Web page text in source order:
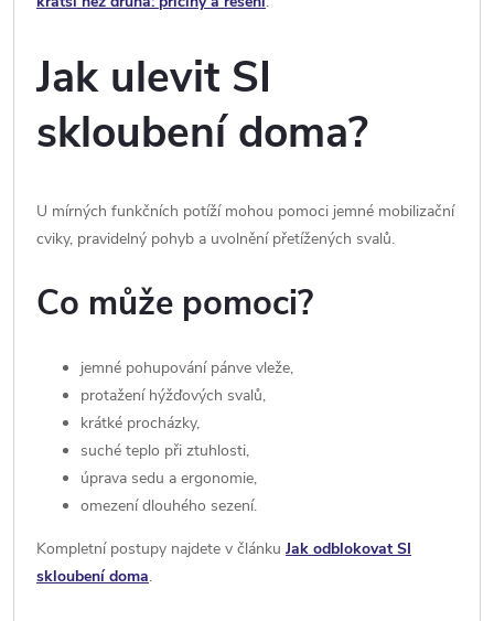
Jak ulevit SI
skloubení doma?
U mírných funkčních potíží mohou pomoci jemné mobilizační
cviky, pravidelný pohyb a uvolnění přetížených svalů.
Co může pomoci?
jemné pohupování pánve vleže,
protažení hýžďových svalů,
krátké procházky,
suché teplo při ztuhlosti,
úprava sedu a ergonomie,
omezení dlouhého sezení.
Kompletní postupy najdete v článku Jak odblokovat SI
skloubení doma.